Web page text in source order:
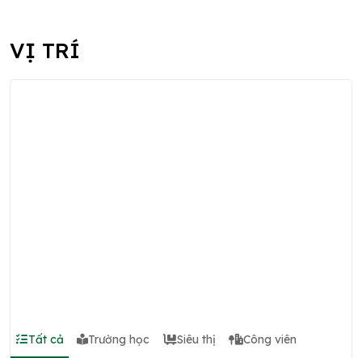
VỊ TRÍ
Tất cả Trường học Siêu thị
Công viên